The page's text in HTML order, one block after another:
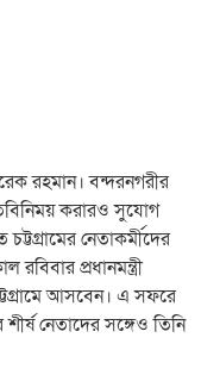
রহমান। বন্দরনগরীর
করারও সুযোগ
নেতাকর্মীদের
রবিবার প্রধানমন্ত্রী
আসবেন। এ সফরে
নেতাদের সঙ্গেও তিনি